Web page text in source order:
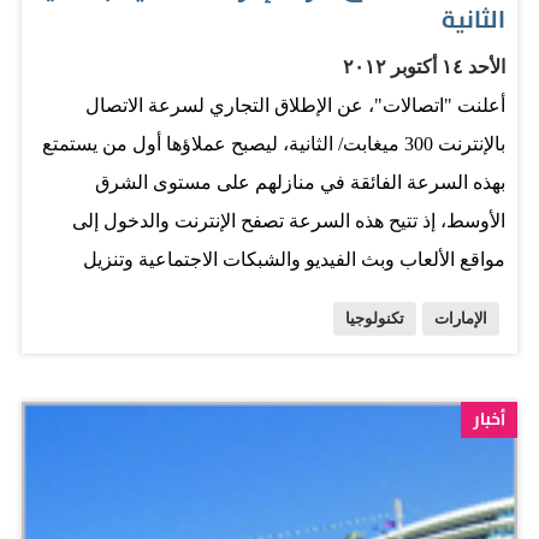
الثانية
الأحد ١٤ أكتوبر ٢٠١٢
أعلنت "اتصالات"، عن الإطلاق التجاري لسرعة الاتصال
بالإنترنت 300 ميغابت/ الثانية، ليصبح عملاؤها أول من يستمتع
بهذه السرعة الفائقة في منازلهم على مستوى الشرق
الأوسط، إذ تتيح هذه السرعة تصفح الإنترنت والدخول إلى
مواقع الألعاب وبث الفيديو والشبكات الاجتماعية وتنزيل
خدمة متوفرة في السوق حاليا وذلك ابتداء من نهاية أكتوبر
بخدمات التلفزيون والهاتف الثابت والإنترنت ضمن حساب
الإمارات تكنولوجيا
أخبار